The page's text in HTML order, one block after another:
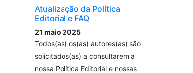
Atualização da Política
Editorial e FAQ
21 maio 2025
Todos(as) os(as) autores(as) são
solicitados(as) a consultarem a
nossa Política Editorial e nossas